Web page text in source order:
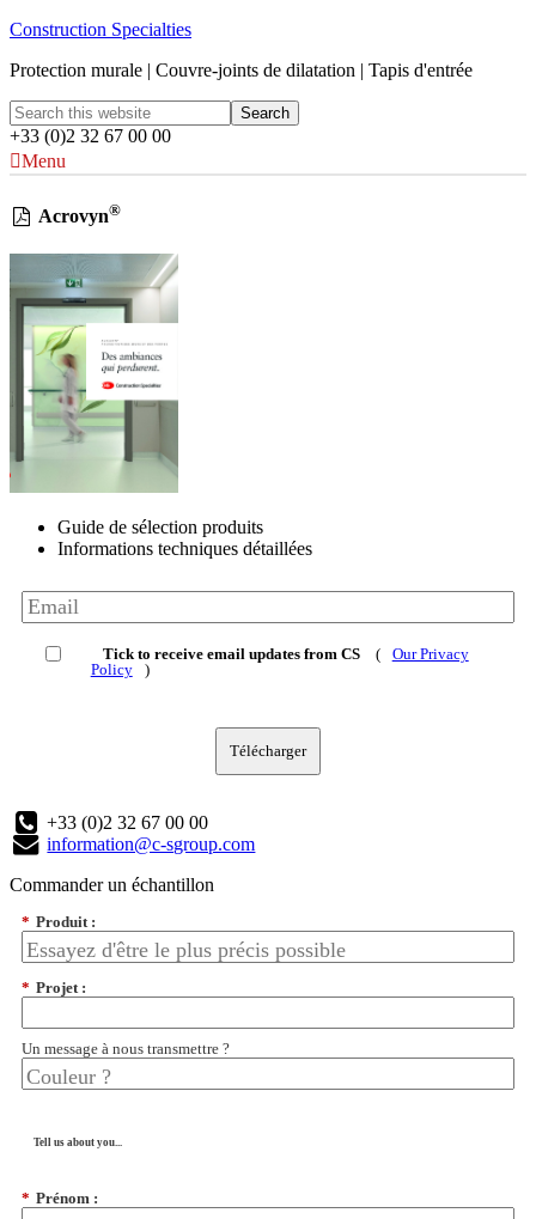
Construction Specialties
Protection murale | Couvre-joints de dilatation | Tapis d'entrée
+33 (0)2 32 67 00 00
Menu
Acrovyn®
Guide de sélection produits
Informations techniques détaillées
Tick to receive email updates from CS (
Our Privacy
Policy
)
Télécharger
+33 (0)2 32 67 00 00
information@c-sgroup.com
Commander un échantillon
* Produit :
* Projet :
Un message à nous transmettre ?
Tell us about you...
* Prénom :